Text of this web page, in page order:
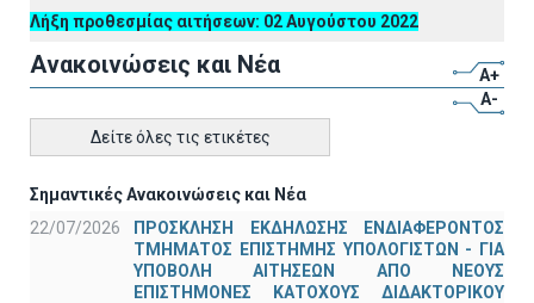
Λήξη προθεσμίας αιτήσεων: 02 Αυγούστου 2022
Ανακοινώσεις και Νέα
A+
A-
Δείτε όλες τις ετικέτες
Σημαντικές Ανακοινώσεις και Νέα
22/07/2026
ΠΡΟΣΚΛΗΣΗ ΕΚΔΗΛΩΣΗΣ ΕΝΔΙΑΦΕΡΟΝΤΟΣ
ΤΜΗΜΑΤΟΣ ΕΠΙΣΤΗΜΗΣ ΥΠΟΛΟΓΙΣΤΩΝ - ΓΙΑ
ΥΠΟΒΟΛΗ ΑΙΤΗΣΕΩΝ ΑΠΟ ΝΕΟΥΣ
ΕΠΙΣΤΗΜΟΝΕΣ ΚΑΤΟΧΟΥΣ ΔΙΔΑΚΤΟΡΙΚΟΥ